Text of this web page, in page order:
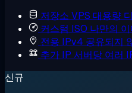
저장소 VPS 대용량
커스텀 ISO 나만의
전용 IPv4 공유되지
추가 IP 서버당 여러
신규